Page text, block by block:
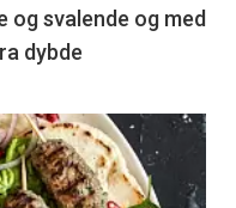
og svalende og med
dybde